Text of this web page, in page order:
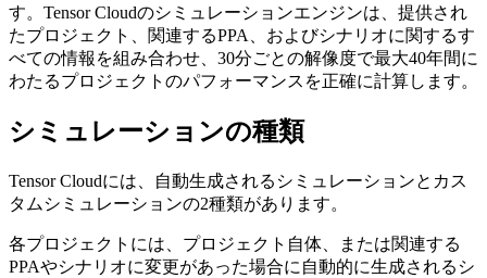
す。Tensor Cloudのシミュレーションエンジンは、提供され
たプロジェクト、関連するPPA、およびシナリオに関するす
べての情報を組み合わせ、30分ごとの解像度で最大40年間に
わたるプロジェクトのパフォーマンスを正確に計算します。
シミュレーションの種類
Tensor Cloudには、自動生成されるシミュレーションとカス
タムシミュレーションの2種類があります。
各プロジェクトには、プロジェクト自体、または関連する
PPAやシナリオに変更があった場合に自動的に生成されるシ